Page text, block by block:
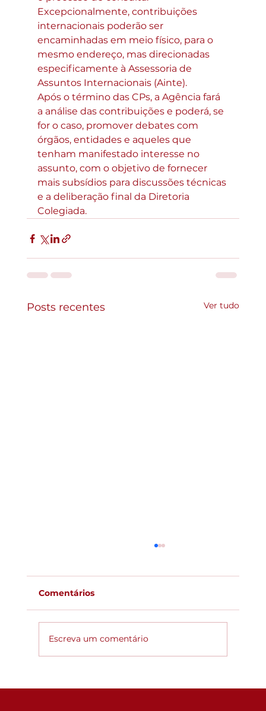
Excepcionalmente, contribuições
internacionais poderão ser
encaminhadas em meio físico, para o
mesmo endereço, mas direcionadas
especificamente à Assessoria de
Assuntos Internacionais (Ainte).
Após o término das CPs, a Agência fará
a análise das contribuições e poderá, se
for o caso, promover debates com
órgãos, entidades e aqueles que
tenham manifestado interesse no
assunto, com o objetivo de fornecer
mais subsídios para discussões técnicas
e a deliberação final da Diretoria
Colegiada.
Posts recentes Ver tudo
Comentários
Escreva um comentário